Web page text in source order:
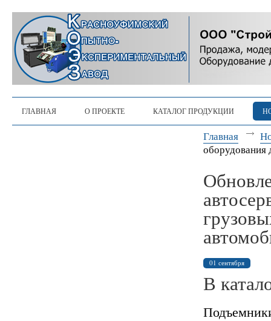
ГЛАВНАЯ О ПРОЕКТЕ КАТАЛОГ ПРОДУКЦИИ
Главная
оборудования
01 сентября
В